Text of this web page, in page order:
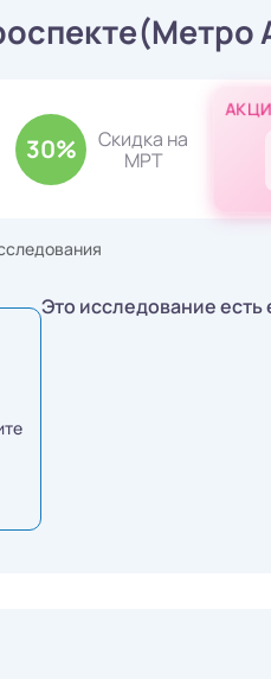
30%
Скидка на
МРТ
Это исследование есть